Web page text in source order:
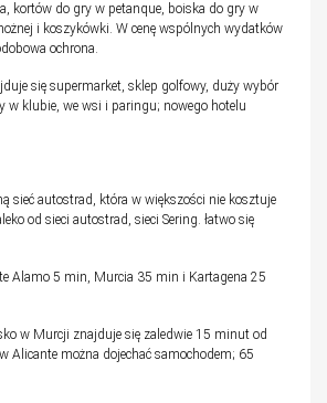
kortów do gry w petanque, boiska do gry w
i koszykówki. W cenę wspólnych wydatków
ochrona.
się supermarket, sklep golfowy, duży wybór
w klubie, we wsi i paringu; nowego hotelu
sieć autostrad, która w większości nie kosztuje
od sieci autostrad, sieci Sering. łatwo się
Alamo 5 min, Murcia 35 min i Kartagena 25
w Murcji znajduje się zaledwie 15 minut od
Alicante można dojechać samochodem; 65